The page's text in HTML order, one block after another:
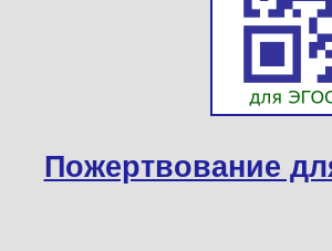
Пожертвование